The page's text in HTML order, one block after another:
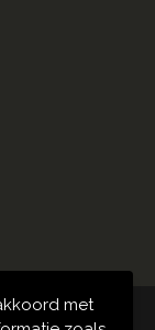
met